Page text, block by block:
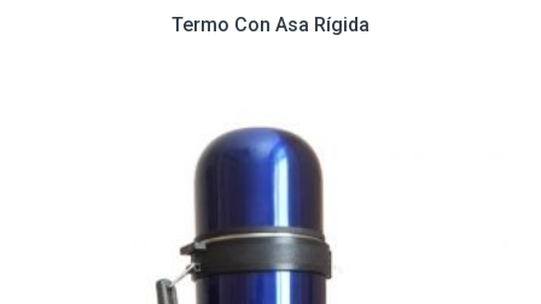
Termo Con Asa Rígida